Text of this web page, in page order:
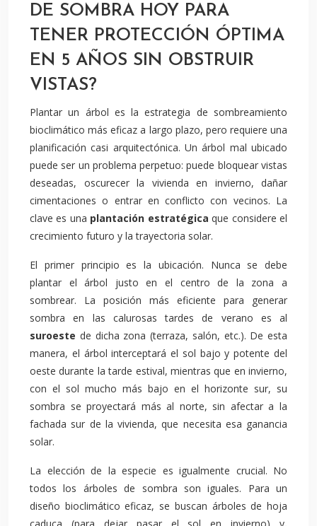
DE SOMBRA HOY PARA
TENER PROTECCIÓN ÓPTIMA
EN 5 AÑOS SIN OBSTRUIR
VISTAS?
Plantar un árbol es la estrategia de sombreamiento
bioclimático más eficaz a largo plazo, pero requiere una
planificación casi arquitectónica. Un árbol mal ubicado
puede ser un problema perpetuo: puede bloquear vistas
deseadas, oscurecer la vivienda en invierno, dañar
cimentaciones o entrar en conflicto con vecinos. La
clave es una plantación estratégica que considere el
crecimiento futuro y la trayectoria solar.
El primer principio es la ubicación. Nunca se debe
plantar el árbol justo en el centro de la zona a
sombrear. La posición más eficiente para generar
sombra en las calurosas tardes de verano es al
suroeste de dicha zona (terraza, salón, etc.). De esta
manera, el árbol interceptará el sol bajo y potente del
oeste durante la tarde estival, mientras que en invierno,
con el sol mucho más bajo en el horizonte sur, su
sombra se proyectará más al norte, sin afectar a la
fachada sur de la vivienda, que necesita esa ganancia
solar.
La elección de la especie es igualmente crucial. No
todos los árboles de sombra son iguales. Para un
diseño bioclimático eficaz, se buscan árboles de hoja